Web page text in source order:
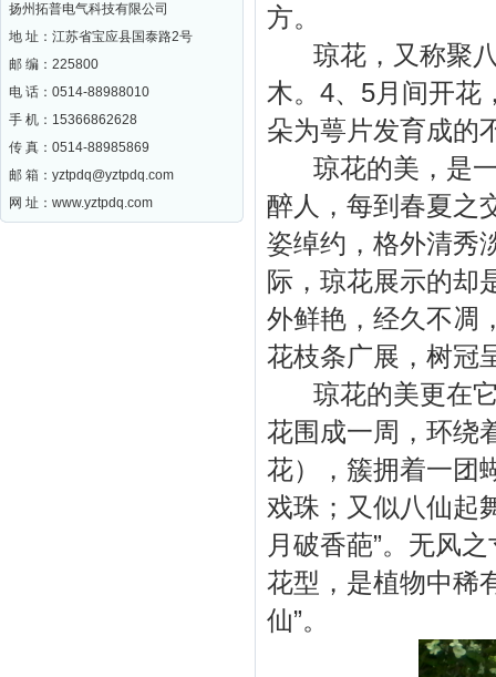
扬州拓普电气科技有限公司
地 址：江苏省宝应县国泰路2号
邮 编： 225800
电 话：0514-88988010
手 机：15366862628
传 真：0514-88985869
邮 箱： yztpdq@yztpdq.com
网 址： www.yztpdq.com
方。
琼花，又称聚八
木。4、5月间开花
朵为萼片发育成的
琼花的美，是一
醉人，每到春夏之
姿绰约，格外清秀
际，琼花展示的却
外鲜艳，经久不凋
花枝条广展，树冠
琼花的美更在它
花围成一周，环绕
花），簇拥着一团
戏珠；又似八仙起
月破香葩”。无风
花型，是植物中稀
仙”。